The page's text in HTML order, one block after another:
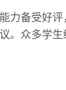
力备受好
。众多学